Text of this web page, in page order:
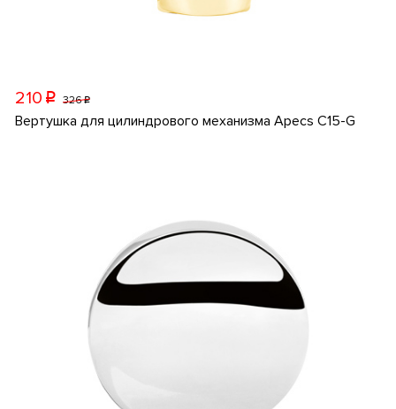
210 p 326p
Вертушка для цилиндрового механизма Apecs C15-G